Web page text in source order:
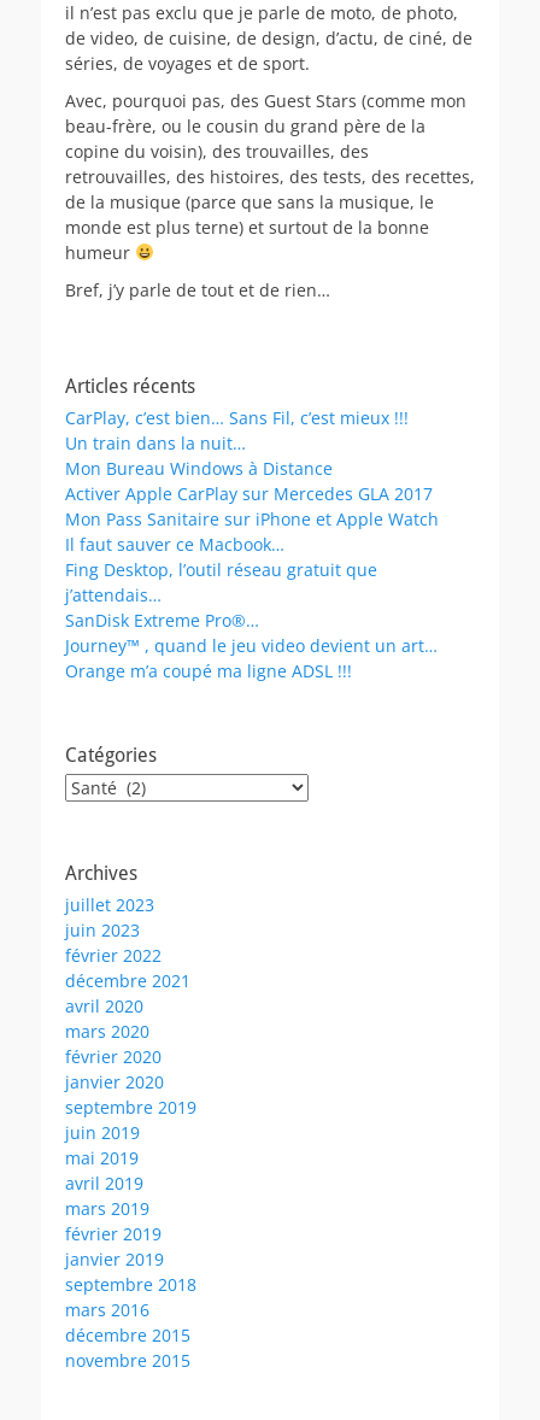
il n’est pas exclu que je parle de moto, de photo,
de video, de cuisine, de design, d’actu, de ciné, de
séries, de voyages et de sport.
Avec, pourquoi pas, des Guest Stars (comme mon
beau-frère, ou le cousin du grand père de la
copine du voisin), des trouvailles, des
retrouvailles, des histoires, des tests, des recettes,
de la musique (parce que sans la musique, le
monde est plus terne) et surtout de la bonne
humeur
Bref, j’y parle de tout et de rien…
Articles récents
CarPlay, c’est bien… Sans Fil, c’est mieux !!!
Un train dans la nuit…
Mon Bureau Windows à Distance
Activer Apple CarPlay sur Mercedes GLA 2017
Mon Pass Sanitaire sur iPhone et Apple Watch
Il faut sauver ce Macbook…
Fing Desktop, l’outil réseau gratuit que
j’attendais…
SanDisk Extreme Pro®…
Journey™ , quand le jeu video devient un art…
Orange m’a coupé ma ligne ADSL !!!
Catégories
Catégories
Archives
juillet 2023
juin 2023
février 2022
décembre 2021
avril 2020
mars 2020
février 2020
janvier 2020
septembre 2019
juin 2019
mai 2019
avril 2019
mars 2019
février 2019
janvier 2019
septembre 2018
mars 2016
décembre 2015
novembre 2015